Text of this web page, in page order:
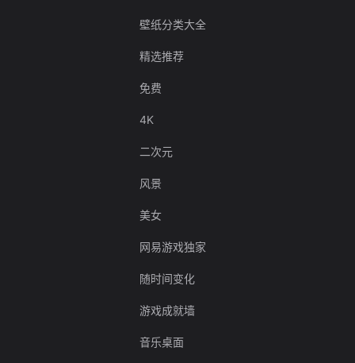
壁纸分类大全
精选推荐
免费
4K
二次元
风景
美女
网易游戏独家
随时间变化
游戏成就墙
音乐桌面